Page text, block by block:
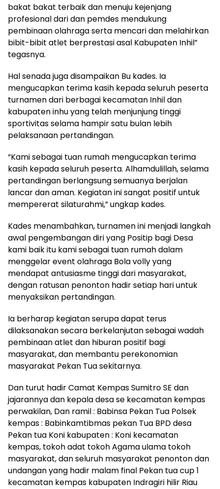
bakat bakat terbaik dan menuju kejenjang
profesional dari dan pemdes mendukung
pembinaan olahraga serta mencari dan melahirkan
bibit-bibit atlet berprestasi asal Kabupaten Inhil”
tegasnya.
Hal senada juga disampaikan Bu kades. Ia
mengucapkan terima kasih kepada seluruh peserta
turnamen dari berbagai kecamatan Inhil dan
kabupaten inhu yang telah menjunjung tinggi
sportivitas selama hampir satu bulan lebih
pelaksanaan pertandingan.
“Kami sebagai tuan rumah mengucapkan terima
kasih kepada seluruh peserta. Alhamdulillah, selama
pertandingan berlangsung semuanya berjalan
lancar dan aman. Kegiatan ini sangat positif untuk
mempererat silaturahmi,” ungkap kades.
Kades menambahkan, turnamen ini menjadi langkah
awal pengembangan diri yang Positip bagi Desa
kami baik itu kami sebagai tuan rumah dalam
menggelar event olahraga Bola volly yang
mendapat antusiasme tinggi dari masyarakat,
dengan ratusan penonton hadir setiap hari untuk
menyaksikan pertandingan.
Ia berharap kegiatan serupa dapat terus
dilaksanakan secara berkelanjutan sebagai wadah
pembinaan atlet dan hiburan positif bagi
masyarakat, dan membantu perekonomian
masyarakat Pekan Tua sekitarnya.
Dan turut hadir Camat Kempas Sumitro SE dan
jajarannya dan kepala desa se kecamatan kempas
perwakilan, Dan ramil : Babinsa Pekan Tua Polsek
kempas : Babinkamtibmas pekan Tua BPD desa
Pekan tua Koni kabupaten : Koni kecamatan
kempas, tokoh adat tokoh Agama ulama tokoh
masyarakat, dan seluruh masyarakat penonton dan
undangan yang hadir malam final Pekan tua cup 1
kecamatan kempas kabupaten Indragiri hilir Riau